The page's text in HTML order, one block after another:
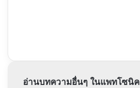
อ่านบทความอื่นๆ ในแพทโซนิค